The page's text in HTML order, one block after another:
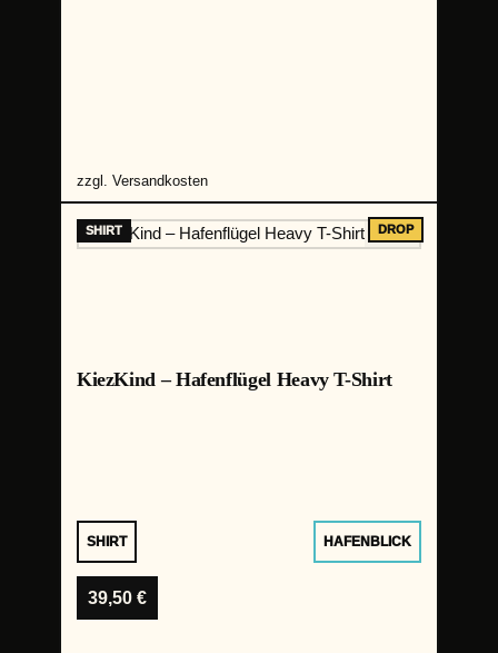
zzgl. Versandkosten
KiezKind – Hafenflügel Heavy T-Shirt
SHIRT HAFENBLICK
39,50 €